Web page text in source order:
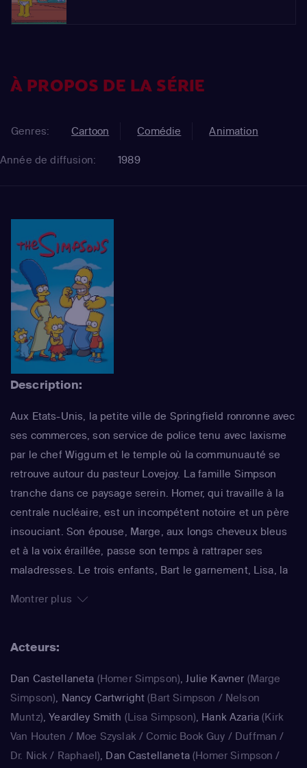
À PROPOS DE LA SÉRIE
Genres: Cartoon Comédie Animation
Année de diffusion: 1989
Description:
Aux Etats-Unis, la petite ville de Springfield ronronne avec
ses commerces, son service de police tenu avec laxisme
par le chef Wiggum et le temple où la communuauté se
retrouve autour du pasteur Lovejoy. La famille Simpson
tranche dans ce paysage serein. Homer, qui travaille à la
centrale nucléaire, est un incompétent notoire et un père
insouciant. Son épouse, Marge, aux longs cheveux bleus
et à la voix éraillée, passe son temps à rattraper ses
maladresses. Le trois enfants, Bart le garnement, Lisa, la
rendent joyeux et animé le quotidien de ce foyer. La série
saison, est régulièrement récompensée aux Emmy Awards
Montrer plus
Acteurs:
Dan Castellaneta (Homer Simpson),Julie Kavner (Marge
Simpson), Nancy Cartwright (Bart Simpson / Nelson
Muntz),Yeardley Smith (Lisa Simpson), Hank Azaria (Kirk
Van Houten / Moe Szyslak / Comic Book Guy / Duffman /
Dr. Nick / Raphael), Dan Castellaneta(Homer Simpson /